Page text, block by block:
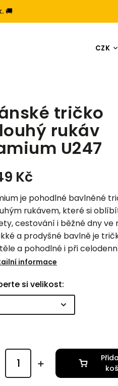
🚚
CZK
tričko
rukáv
U247
Kč
je pohodlné bavlněné
rukávem, které si
cestování i běžné dny ve
a prodyšné bavlně je
a pohodlné i při
pohodlí tričku dodává i
z kvalitního materiálu z
pletárny.
informace
si velikost: